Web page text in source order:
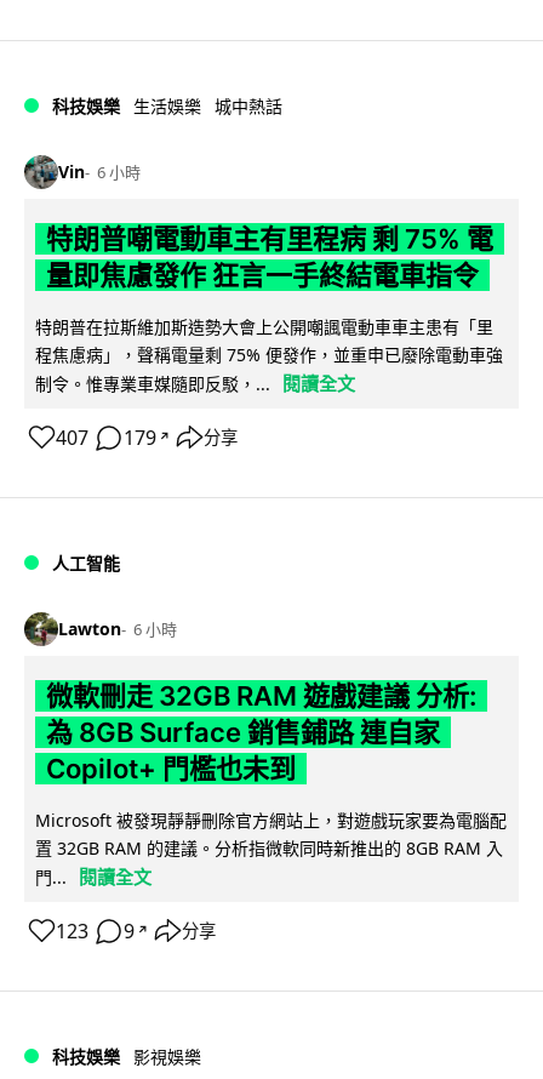
科技娛樂 生活娛樂 城中熱話
Vin 6 小時
特朗普嘲電動車主有里程病 剩 75% 電
量即焦慮發作 狂言一手終結電車指令
特朗普在拉斯維加斯造勢大會上公開嘲諷電動車車主患有「里
程焦慮病」，聲稱電量剩 75% 便發作，並重申已廢除電動車強
制令。惟專業車媒隨即反駁，...
閱讀全文
407 179 ↗ 分享
人工智能
Lawton 6 小時
微軟刪走 32GB RAM 遊戲建議 分析:
為 8GB Surface 銷售鋪路 連自家
Copilot+ 門檻也未到
Microsoft 被發現靜靜刪除官方網站上，對遊戲玩家要為電腦配
置 32GB RAM 的建議。分析指微軟同時新推出的 8GB RAM 入
門...
閱讀全文
123 9 ↗ 分享
科技娛樂 影視娛樂